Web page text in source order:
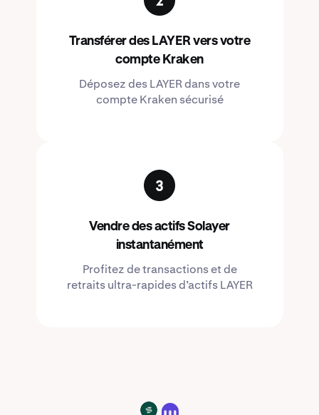
Transférer des LAYER vers votre
compte Kraken
Déposez des LAYER dans votre
compte Kraken sécurisé
Vendre des actifs Solayer
instantanément
Profitez de transactions et de
retraits ultra-rapides d’actifs LAYER
LAYER